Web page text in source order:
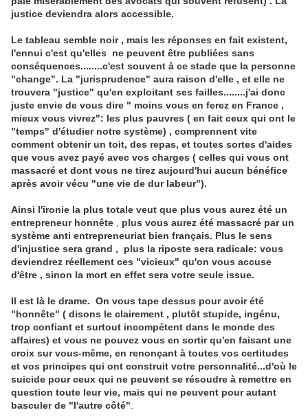
justice deviendra alors accessible.
Le tableau semble noir , mais les réponses en fait existent,
l'ennui c'est qu'elles ne peuvent être publiées sans
conséquences........c'est souvent à ce stade que la personne
"change". La "jurisprudence" aura raison d'elle , et elle ne
trouvera "justice" qu'en exploitant ses failles........j'ai donc
juste envie de vous dire " moins vous en ferez en France ,
mieux vous vivrez": les plus pauvres ( en fait ceux qui ont le
"temps" d'étudier notre système) , comprennent vite
comment obtenir un toit, des repas, et toutes sortes d'aides
que vous avez payé avec vos charges ( celles qui vous ont
massacré et dont vous ne tirez aujourd'hui aucun bénéfice
après avoir vécu "une vie de dur labeur").
Ainsi l'ironie la plus totale veut que plus vous aurez été un
entrepreneur honnête
plus vous aurez été massacré par un
système anti entrepreneuriat bien français. Plus le sens
d'injustice sera grand , plus la riposte sera radicale: vous
deviendrez réellement ces "vicieux" qu'on vous accuse
d'être , sinon la mort en effet sera votre seule issue.
Il est là le drame. On vous tape dessus pour avoir été
"honnête" ( disons le clairement , plutôt stupide, ingénu,
trop confiant et surtout incompétent dans le monde des
affaires) et vous ne pouvez vous en sortir qu'en faisant une
croix sur vous-même, en renonçant à toutes vos certitudes
et vos principes qui ont construit votre personnalité...d'où le
suicide pour ceux qui ne peuvent se résoudre à remettre en
question toute leur vie, mais qui ne peuvent pour autant
basculer de "l'autre côté"